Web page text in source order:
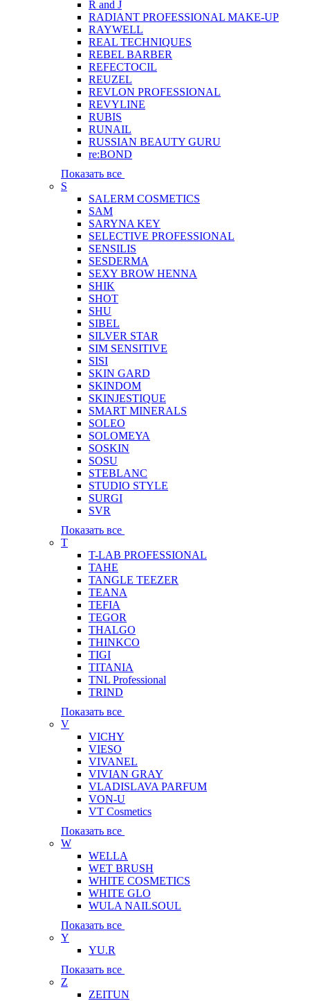
R and J
RADIANT PROFESSIONAL MAKE-UP
RAYWELL
REAL TECHNIQUES
REBEL BARBER
REFECTOCIL
REUZEL
REVLON PROFESSIONAL
REVYLINE
RUBIS
RUNAIL
RUSSIAN BEAUTY GURU
re:BOND
Показать все
S
SALERM COSMETICS
SAM
SARYNA KEY
SELECTIVE PROFESSIONAL
SENSILIS
SESDERMA
SEXY BROW HENNA
SHIK
SHOT
SHU
SIBEL
SILVER STAR
SIM SENSITIVE
SISI
SKIN GARD
SKINDOM
SKINJESTIQUE
SMART MINERALS
SOLEO
SOLOMEYA
SOSKIN
SOSU
STEBLANC
STUDIO STYLE
SURGI
SVR
Показать все
T
T-LAB PROFESSIONAL
TAHE
TANGLE TEEZER
TEANA
TEFIA
TEGOR
THALGO
THINKCO
TIGI
TITANIA
TNL Professional
TRIND
Показать все
V
VICHY
VIESO
VIVANEL
VIVIAN GRAY
VLADISLAVA PARFUM
VON-U
VT Cosmetics
Показать все
W
WELLA
WET BRUSH
WHITE COSMETICS
WHITE GLO
WULA NAILSOUL
Показать все
Y
YU.R
Показать все
Z
ZEITUN